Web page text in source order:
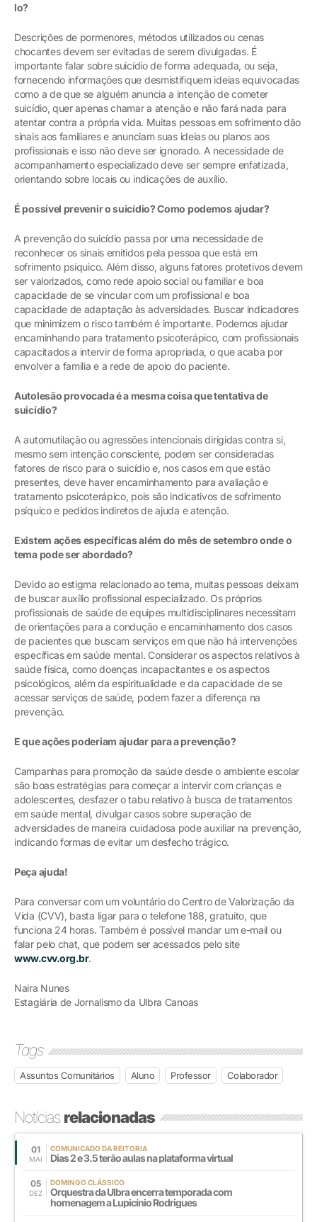
lo?
Descrições de pormenores, métodos utilizados ou cenas
chocantes devem ser evitadas de serem divulgadas. É
importante falar sobre suicídio de forma adequada, ou seja,
fornecendo informações que desmistifiquem ideias equivocadas
como a de que se alguém anuncia a intenção de cometer
suicídio, quer apenas chamar a atenção e não fará nada para
atentar contra a própria vida. Muitas pessoas em sofrimento dão
sinais aos familiares e anunciam suas ideias ou planos aos
profissionais e isso não deve ser ignorado. A necessidade de
acompanhamento especializado deve ser sempre enfatizada,
orientando sobre locais ou indicações de auxílio.
É possível prevenir o suicídio? Como podemos ajudar?
A prevenção do suicídio passa por uma necessidade de
reconhecer os sinais emitidos pela pessoa que está em
sofrimento psíquico. Além disso, alguns fatores protetivos devem
ser valorizados, como rede apoio social ou familiar e boa
capacidade de se vincular com um profissional e boa
capacidade de adaptação às adversidades. Buscar indicadores
que minimizem o risco também é importante. Podemos ajudar
encaminhando para tratamento psicoterápico, com profissionais
capacitados a intervir de forma apropriada, o que acaba por
envolver a família e a rede de apoio do paciente.
Autolesão provocada é a mesma coisa que tentativa de
suicídio?
A automutilação ou agressões intencionais dirigidas contra si,
mesmo sem intenção consciente, podem ser consideradas
fatores de risco para o suicídio e, nos casos em que estão
presentes, deve haver encaminhamento para avaliação e
tratamento psicoterápico, pois são indicativos de sofrimento
psíquico e pedidos indiretos de ajuda e atenção.
Existem ações específicas além do mês de setembro onde o
tema pode ser abordado?
Devido ao estigma relacionado ao tema, muitas pessoas deixam
de buscar auxílio profissional especializado. Os próprios
profissionais de saúde de equipes multidisciplinares necessitam
de orientações para a condução e encaminhamento dos casos
de pacientes que buscam serviços em que não há intervenções
específicas em saúde mental. Considerar os aspectos relativos à
saúde física, como doenças incapacitantes e os aspectos
psicológicos, além da espiritualidade e da capacidade de se
acessar serviços de saúde, podem fazer a diferença na
prevenção.
E que ações poderiam ajudar para a prevenção?
Campanhas para promoção da saúde desde o ambiente escolar
são boas estratégias para começar a intervir com crianças e
adolescentes, desfazer o tabu relativo à busca de tratamentos
em saúde mental, divulgar casos sobre superação de
adversidades de maneira cuidadosa pode auxiliar na prevenção,
indicando formas de evitar um desfecho trágico.
Peça ajuda!
Para conversar com um voluntário do Centro de Valorização da
Vida (CVV), basta ligar para o telefone 188, gratuito, que
funciona 24 horas. Também é possível mandar um e-mail ou
falar pelo chat, que podem ser acessados pelo site
www.cvv.org.br.
Naira Nunes
Estagiária de Jornalismo da Ulbra Canoas
Tags
Assuntos Comunitários Aluno Professor Colaborador
Notíciasrelacionadas
01
MAI
COMUNICADO DA REITORIA
Dias 2 e 3.5 terão aulas na plataforma virtual
05
DEZ
DOMINGO CLÁSSICO
Orquestra da Ulbra encerra temporada com
homenagem a Lupicínio Rodrigues